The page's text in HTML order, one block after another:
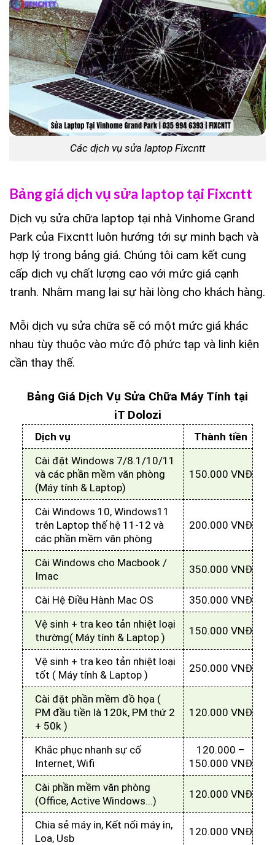
Các dịch vụ sửa laptop Fixcntt
Bảng giá dịch vụ sửa laptop tại Fixcntt
Dịch vụ sửa chữa laptop tại nhà Vinhome Grand
Park của Fixcntt luôn hướng tới sự minh bạch và
hợp lý trong bảng giá. Chúng tôi cam kết cung
cấp dịch vụ chất lượng cao với mức giá cạnh
tranh. Nhằm mang lại sự hài lòng cho khách hàng.
Mỗi dịch vụ sửa chữa sẽ có một mức giá khác
nhau tùy thuộc vào mức độ phức tạp và linh kiện
cần thay thế.
Bảng Giá Dịch Vụ Sửa Chữa Máy Tính tại
iT Dolozi
Dịch vụ
Thành tiền
Cài đặt Windows 7/8.1/10/11
và các phần mềm văn phòng
(Máy tính & Laptop)
150.000 VNĐ
Cài Windows 10, Windows11
trên Laptop thế hệ 11-12 và
các phần mềm văn phòng
200.000 VNĐ
Cài Windows cho Macbook /
Imac
350.000 VNĐ
Cài Hệ Điều Hành Mac OS
350.000 VNĐ
Vệ sinh + tra keo tản nhiệt loại
thường( Máy tính & Laptop )
150.000 VNĐ
Vệ sinh + tra keo tản nhiệt loại
tốt ( Máy tính & Laptop )
250.000 VNĐ
Cài đặt phần mềm đồ họa (
PM đầu tiền là 120k, PM thứ 2
+ 50k )
120.000 VNĐ
Khắc phục nhanh sự cố
Internet, Wifi
120.000 –
150.000 VNĐ
Cài phần mềm văn phòng
(Office, Active Windows...)
120.000 VNĐ
Chia sẻ máy in, Kết nối máy in,
Loa, Usb
120.000 VNĐ